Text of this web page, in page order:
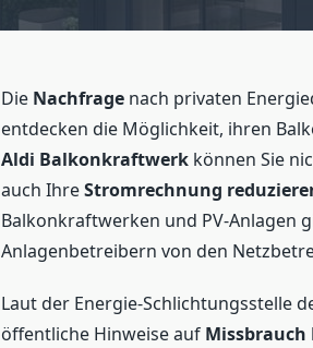
Die Nachfrage nach privaten
entdecken die Möglichkeit, ihren
Aldi Balkonkraftwerk können Sie
auch IhreStromrechnung
Balkonkraftwerken und PV-Anlagen
Anlagenbetreibern von den
Laut der Energie-Schlichtungsstelle
öffentliche Hinweise auf Missbrauch